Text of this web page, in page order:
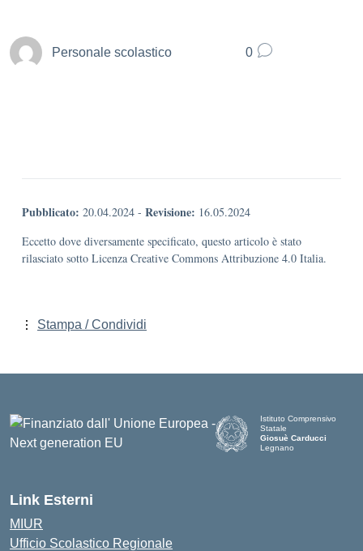
Personale scolastico 0
Pubblicato: 20.04.2024 - Revisione: 16.05.2024
Eccetto dove diversamente specificato, questo articolo è stato
rilasciato sotto Licenza Creative Commons Attribuzione 4.0 Italia.
Stampa / Condividi
Istituto Comprensivo
Statale
Giosuè Carducci
Legnano
Link Esterni
MIUR
Ufficio Scolastico Regionale